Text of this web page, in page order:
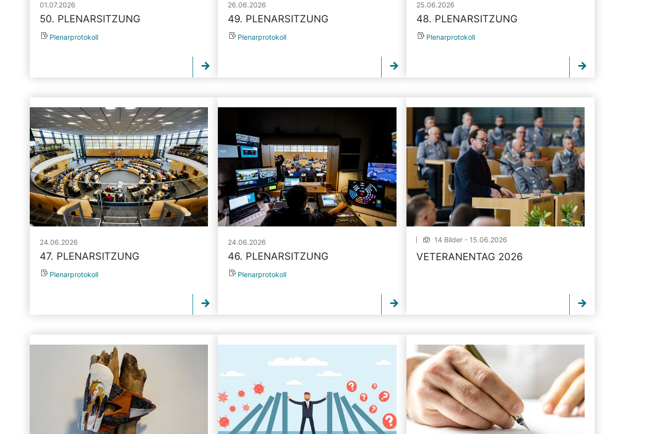
01.07.2026
50. PLENARSITZUNG
Plenarprotokoll
26.06.2026
49. PLENARSITZUNG
Plenarprotokoll
25.06.2026
48. PLENARSITZUNG
Plenarprotokoll
24.06.2026
47. PLENARSITZUNG
Plenarprotokoll
24.06.2026
46. PLENARSITZUNG
Plenarprotokoll
14 Bilder - 15.06.2026
VETERANENTAG 2026